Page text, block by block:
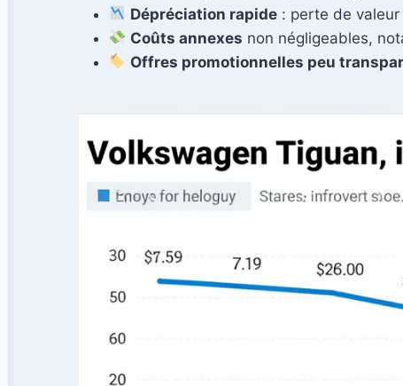
Dépréciation rapide : perte de valeur
Coûts annexes non négligeables,
Offres promotionnelles peu